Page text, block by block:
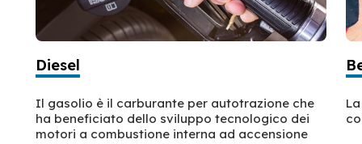
Diesel
Il gasolio è il carburante per autotrazione che
ha beneficiato dello sviluppo tecnologico dei
motori a combustione interna ad accensione